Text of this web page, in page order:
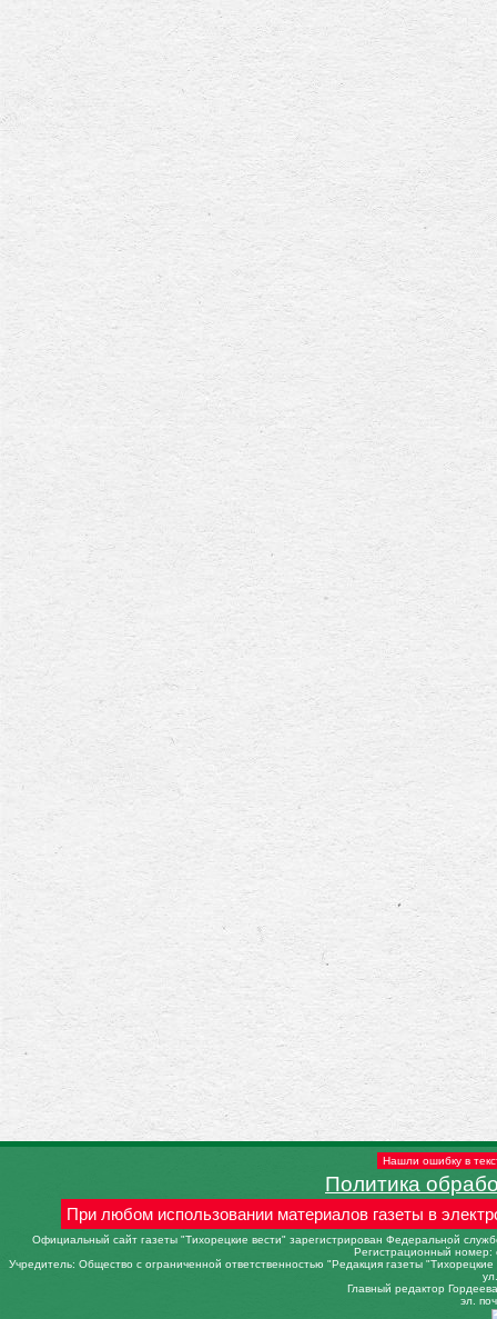
Нашли ошибку в
Политика
При любом использовании материалов газеты в
Официальный сайт газеты "Тихорецкие вести" зарегистрирован Федеральной
Регистрационный
Учредитель: Общество с ограниченной ответственностью "Редакция газеты
Главный редактор
эл.